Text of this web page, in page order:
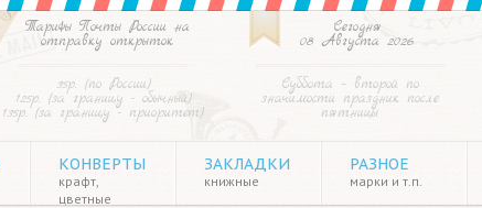
Сегодня
08 Августа 2026
Суббота – второй по
значимости праздник после
пятницы
Тарифы Почты России на
отправку открыток
35р. (по России)
125р. (за границу - обычный)
135р. (за границу - приоритет)
КОНВЕРТЫ
крафт,
цветные
ЗАКЛАДКИ
книжные
РАЗНОЕ
марки и т.п.